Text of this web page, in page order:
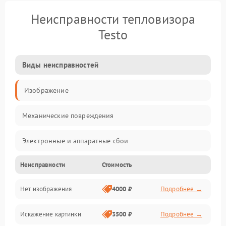
Неисправности тепловизора
Testo
Виды неисправностей
Изображение
Механические повреждения
Электронные и аппаратные сбои
Неисправности сенсора и оптики
Программные ошибки
Электропитание
Неисправности Стоимость
Нет изображения 4000 ₽ Подробнее →
Искажение картинки 3500 ₽ Подробнее →